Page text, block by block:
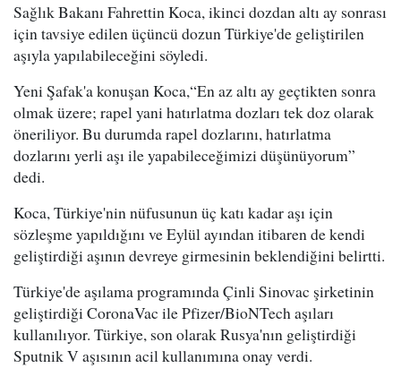
Sağlık Bakanı Fahrettin Koca, ikinci dozdan altı ay sonrası
için tavsiye edilen üçüncü dozun Türkiye'de geliştirilen
aşıyla yapılabileceğini söyledi.
Yeni Şafak'a konuşan Koca,“En az altı ay geçtikten sonra
olmak üzere; rapel yani hatırlatma dozları tek doz olarak
öneriliyor. Bu durumda rapel dozlarını, hatırlatma
dozlarını yerli aşı ile yapabileceğimizi düşünüyorum”
dedi.
Koca, Türkiye'nin nüfusunun üç katı kadar aşı için
sözleşme yapıldığını ve Eylül ayından itibaren de kendi
geliştirdiği aşının devreye girmesinin beklendiğini belirtti.
Türkiye'de aşılama programında Çinli Sinovac şirketinin
geliştirdiği CoronaVac ile Pfizer/BioNTech aşıları
kullanılıyor. Türkiye, son olarak Rusya'nın geliştirdiği
Sputnik V aşısının acil kullanımına onay verdi.